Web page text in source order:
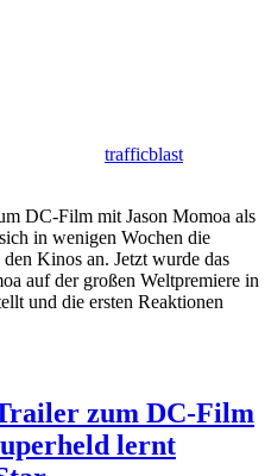
trafficblast
DC-Film mit Jason Momoa als
in wenigen Wochen die
Kinos an. Jetzt wurde das
auf der großen Weltpremiere in
und die ersten Reaktionen
zum DC-Film
lernt